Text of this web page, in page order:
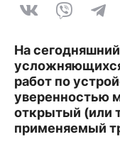
На
работ по
уверенностью
открытый (или
применяемый